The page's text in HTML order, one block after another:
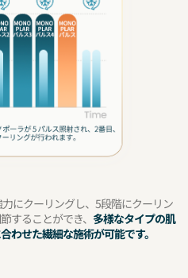
にクーリングし、5段階にクーリン
することができ、 多様なタイプの肌
わせた繊細な施術が可能です。